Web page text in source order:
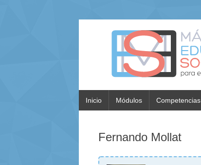
Inicio Módulos Competencias
Fernando Mollat